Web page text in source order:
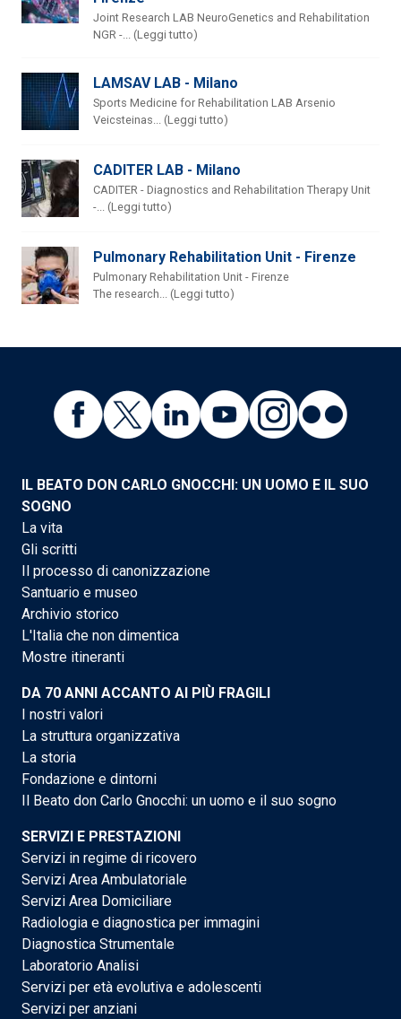
Joint Research LAB NeuroGenetics and Rehabilitation
NGR -... (Leggi tutto)
LAMSAV LAB - Milano
Sports Medicine for Rehabilitation LAB Arsenio
Veicsteinas... (Leggi tutto)
CADITER LAB - Milano
CADITER - Diagnostics and Rehabilitation Therapy Unit
-... (Leggi tutto)
Pulmonary Rehabilitation Unit - Firenze
Pulmonary Rehabilitation Unit - Firenze
The research... (Leggi tutto)
IL BEATO DON CARLO GNOCCHI: UN UOMO E IL SUO
SOGNO
La vita
Gli scritti
Il processo di canonizzazione
Santuario e museo
Archivio storico
L'Italia che non dimentica
Mostre itineranti
DA 70 ANNI ACCANTO AI PIÙ FRAGILI
I nostri valori
La struttura organizzativa
La storia
Fondazione e dintorni
Il Beato don Carlo Gnocchi: un uomo e il suo sogno
SERVIZI E PRESTAZIONI
Servizi in regime di ricovero
Servizi Area Ambulatoriale
Servizi Area Domiciliare
Radiologia e diagnostica per immagini
Diagnostica Strumentale
Laboratorio Analisi
Servizi per età evolutiva e adolescenti
Servizi per anziani